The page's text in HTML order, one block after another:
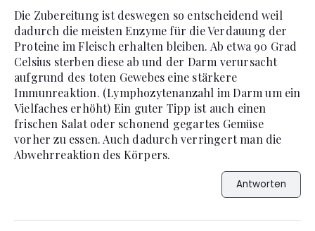
Die Zubereitung ist deswegen so entscheidend weil
dadurch die meisten Enzyme für die Verdauung der
Proteine im Fleisch erhalten bleiben. Ab etwa 90 Grad
Celsius sterben diese ab und der Darm verursacht
aufgrund des toten Gewebes eine stärkere
Immunreaktion. (Lymphozytenanzahl im Darm um ein
Vielfaches erhöht) Ein guter Tipp ist auch einen
frischen Salat oder schonend gegartes Gemüse
vorher zu essen. Auch dadurch verringert man die
Abwehrreaktion des Körpers.
Antworten